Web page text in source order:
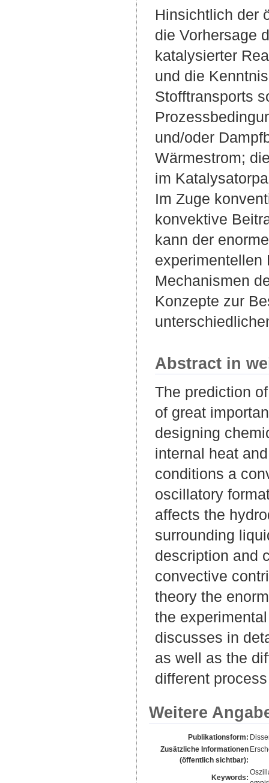
Hinsichtlich der
die Vorhersage
katalysierter
und die
Stofftransports
und/oder
Wärmestrom;
im
Im Zuge
konvektive
kann der
experimentellen
Mechanismen
Konzepte zur
Abstract in
The prediction
of great
designing
internal heat
conditions a
oscillatory
affects the
surrounding
description and
convective
theory the
the
discusses in
as well as the
different
Weitere
Publikationsform:
Zusätzliche Informationen
(öffentlich sichtbar):
Keywords: